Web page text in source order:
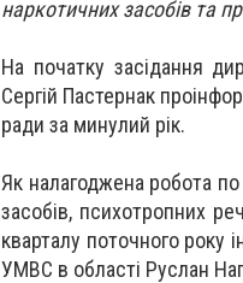
наркотичних засобів та
На початку засідання
Сергій Пастернак
ради за минулий рік.
Як налагоджена робота по
засобів, психотропних
кварталу поточного року
УМВС в області Руслан